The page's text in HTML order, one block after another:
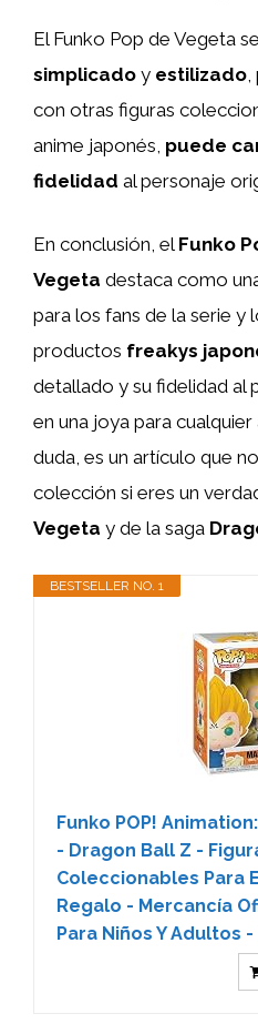
El Funko Pop de Vegeta se
simplicado y estilizado
con otras figuras
anime japonés, puede
fidelidad al personaje
En conclusión, el Funko
Vegeta destaca como
para los fans de la serie y
productos freakys
detallado y su fidelidad al
en una joya para
duda, es un artículo que
colección si eres un
Vegeta y de la saga
BESTSELLER NO. 1
Funko POP!
- Dragon Ball Z -
Coleccionables Para
Regalo - Mercancía
Para Niños Y Adultos